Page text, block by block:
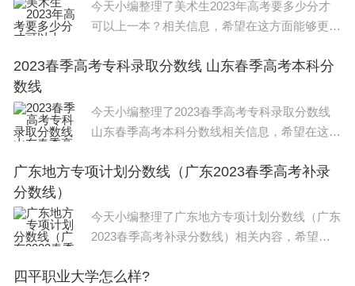
承销金额方面，上半年新股承销金额前三名分别是中
金公司、中信证券、国泰海通，分别为322.48亿
元、222.6亿元和106.83亿元。
在科创投资方面，据开源证券测算，今年第二季度国
泰海通科创直投+跟投业务贡献利润预计达到43亿
纪、两融、投行、自营业务预计全线上涨，协同效应
凸显。
东吴证券在日前一份研报中分析称，第二季度，国泰
海通业绩大幅增长主要是由于双创板IPO爆发，公
今天小编整理了美术生2023年高考要多少分才
可以上一本？相关信息，希望在这方面能够更好
达到370分，专业分数达到216分可以上一本。
2023春季高考专科录取分数线 山东春季高考本科分
数线
今天小编整理了2023春季高考专科录取分数线
山东春季高考本科分数线相关信息，希望在这方
类别专科录取控制线均为150分。 1.专科录取控
广东地方专项计划分数线（广东2023春季高考补录
分数线）
今天小编整理了广东地方专项计划分数线（广东
2023春季高考补录分数线）相关内容，希望能
高考专科分数线介绍如下： 普通类（历史）：
四平职业大学怎么样?